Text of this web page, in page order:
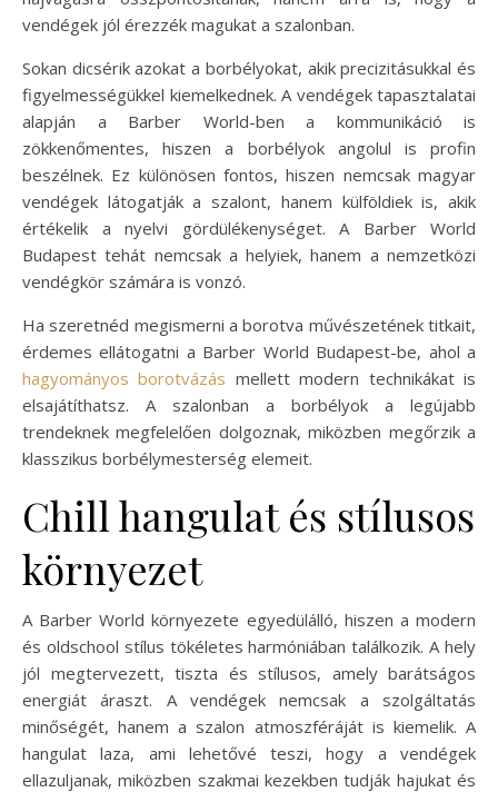
vendégek jól érezzék magukat a szalonban.
Sokan dicsérik azokat a borbélyokat, akik precizitásukkal és
figyelmességükkel kiemelkednek. A vendégek tapasztalatai
alapján a Barber World-ben a kommunikáció is
zökkenőmentes, hiszen a borbélyok angolul is profin
beszélnek. Ez különösen fontos, hiszen nemcsak magyar
vendégek látogatják a szalont, hanem külföldiek is, akik
értékelik a nyelvi gördülékenységet. A Barber World
Budapest tehát nemcsak a helyiek, hanem a nemzetközi
vendégkör számára is vonzó.
Ha szeretnéd megismerni a borotva művészetének titkait,
érdemes ellátogatni a Barber World Budapest-be, ahol a
hagyományos borotvázás mellett modern technikákat is
elsajátíthatsz. A szalonban a borbélyok a legújabb
trendeknek megfelelően dolgoznak, miközben megőrzik a
klasszikus borbélymesterség elemeit.
Chill hangulat és stílusos
környezet
A Barber World környezete egyedülálló, hiszen a modern
és oldschool stílus tökéletes harmóniában találkozik. A hely
jól megtervezett, tiszta és stílusos, amely barátságos
energiát áraszt. A vendégek nemcsak a szolgáltatás
minőségét, hanem a szalon atmoszféráját is kiemelik. A
hangulat laza, ami lehetővé teszi, hogy a vendégek
ellazuljanak, miközben szakmai kezekben tudják hajukat és